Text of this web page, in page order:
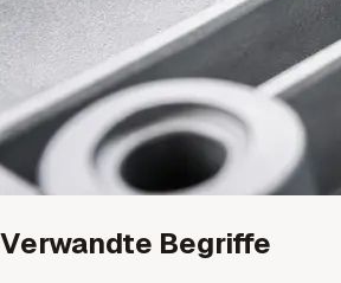
Verwandte Begriffe